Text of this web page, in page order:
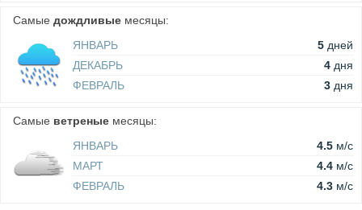
Самые дождливые месяцы:
ЯНВАРЬ
5 дней
ДЕКАБРЬ
4 дня
ФЕВРАЛЬ
3 дня
Самые ветреные месяцы:
ЯНВАРЬ
4.5 м/c
МАРТ
4.4 м/c
ФЕВРАЛЬ
4.3 м/c